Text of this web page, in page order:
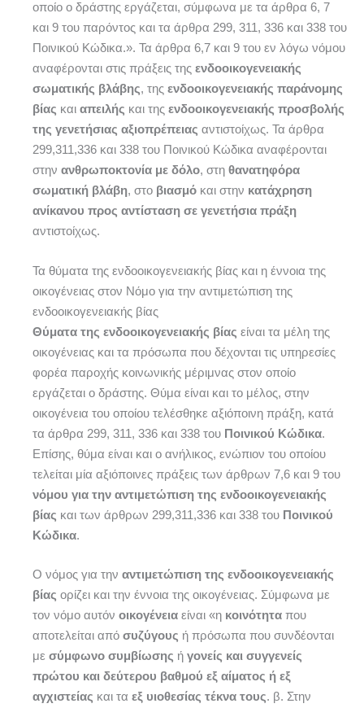
οποίο ο δράστης εργάζεται, σύμφωνα με τα άρθρα 6, 7
και 9 του παρόντος και τα άρθρα 299, 311, 336 και 338 του
Ποινικού Κώδικα.». Τα άρθρα 6,7 και 9 του εν λόγω νόμου
αναφέρονται στις πράξεις της ενδοοικογενειακής
σωματικής βλάβης, της ενδοοικογενειακής παράνομης
βίας και απειλής και της ενδοοικογενειακής προσβολής
της γενετήσιας αξιοπρέπειας αντιστοίχως. Τα άρθρα
299,311,336 και 338 του Ποινικού Κώδικα αναφέρονται
στην ανθρωποκτονία με δόλο, στη θανατηφόρα
σωματική βλάβη, στο βιασμό και στην κατάχρηση
ανίκανου προς αντίσταση σε γενετήσια πράξη
αντιστοίχως.
Τα θύματα της ενδοοικογενειακής βίας και η έννοια της
οικογένειας στον Νόμο για την αντιμετώπιση της
ενδοοικογενειακής βίας
Θύματα της ενδοοικογενειακής βίας είναι τα μέλη της
οικογένειας και τα πρόσωπα που δέχονται τις υπηρεσίες
φορέα παροχής κοινωνικής μέριμνας στον οποίο
εργάζεται ο δράστης. Θύμα είναι και το μέλος, στην
οικογένεια του οποίου τελέσθηκε αξιόποινη πράξη, κατά
τα άρθρα 299, 311, 336 και 338 του Ποινικού Κώδικα.
Επίσης, θύμα είναι και ο ανήλικος, ενώπιον του οποίου
τελείται μία αξιόποινες πράξεις των άρθρων 7,6 και 9 του
νόμου για την αντιμετώπιση της ενδοοικογενειακής
βίας και των άρθρων 299,311,336 και 338 του Ποινικού
Κώδικα.
Ο νόμος για την αντιμετώπιση της ενδοοικογενειακής
βίας ορίζει και την έννοια της οικογένειας. Σύμφωνα με
τον νόμο αυτόν οικογένεια είναι «η κοινότητα που
αποτελείται από συζύγους ή πρόσωπα που συνδέονται
με σύμφωνο συμβίωσης ή γονείς και συγγενείς
πρώτου και δεύτερου βαθμού εξ αίματος ή εξ
αγχιστείας και τα εξ υιοθεσίας τέκνα τους. β. Στην